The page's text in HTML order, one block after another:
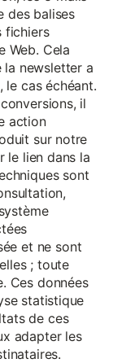
des balises
fichiers
Web. Cela
la newsletter a
cas échéant.
il
action
sur notre
le lien dans la
sont
et ne sont
; toute
Ces données
statistique
de ces
adapter les